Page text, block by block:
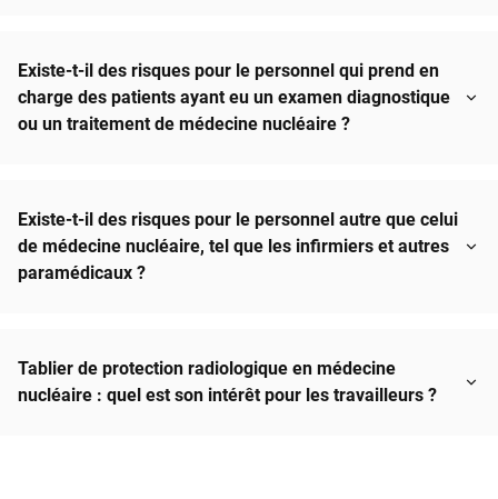
Existe-t-il des risques pour le personnel qui prend en
charge des patients ayant eu un examen diagnostique
ou un traitement de médecine nucléaire ?
Existe-t-il des risques pour le personnel autre que celui
de médecine nucléaire, tel que les infirmiers et autres
paramédicaux ?
Tablier de protection radiologique en médecine
nucléaire : quel est son intérêt pour les travailleurs ?